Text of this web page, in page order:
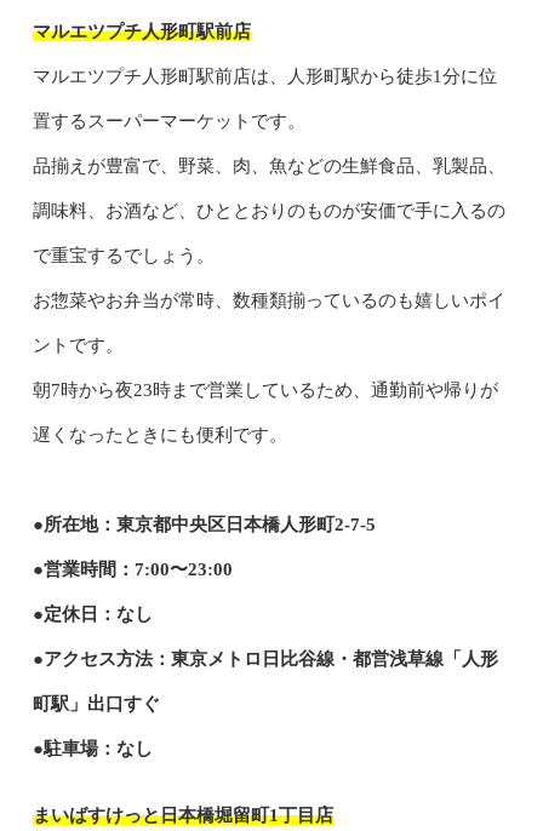
マルエツプチ人形町駅前店
マルエツプチ人形町駅前店は、人形町駅から徒歩1分に位
置するスーパーマーケットです。
品揃えが豊富で、野菜、肉、魚などの生鮮食品、乳製品、
調味料、お酒など、ひととおりのものが安価で手に入るの
で重宝するでしょう。
お惣菜やお弁当が常時、数種類揃っているのも嬉しいポイ
ントです。
朝7時から夜23時まで営業しているため、通勤前や帰りが
遅くなったときにも便利です。
●所在地：東京都中央区日本橋人形町2-7-5
●営業時間：7:00〜23:00
●定休日：なし
●アクセス方法：東京メトロ日比谷線・都営浅草線「人形
町駅」出口すぐ
●駐車場：なし
まいばすけっと日本橋堀留町1丁目店